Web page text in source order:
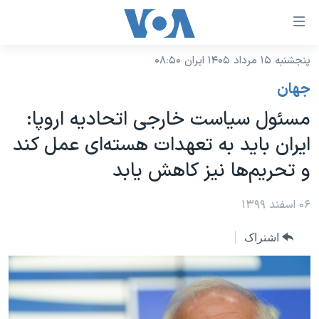
لینکهای
دسترسی
جهش
محتوای
اصلی
جهش
به
صفحه
جهش
به
جستجو
نسخه سبک وب‌سایت
موضوع ها
ایران
آمریکا
جهان
ورزشی
گزیده‌ها
ویژه برنامه‌ها
ویدیوها
برنامه های تلویزیونی
جدول برنامه ها
صفحه‌های ویژه
جام جهانی ۲۰۲۶
عملیات خشم حماسی
۲۵۰سالگی آمریکا
بایگانی برنامه‌های تلویزیونی
فرکانس‌های صدای آمریکا
پخش رادیویی
یادگیری زبان انگلیسی
پنجشنبه ۱۵ مرداد ۱۴۰۵ ایران ۰۸:۵۰
جهان
مسئول سیاست خارجی اتحادیه اروپا:
ایران باید به تعهدات هسته‌ای عمل کند
و تحریم‌ها نیز کاهش یابد
۰۶ اسفند ۱۳۹۹
اشتراک